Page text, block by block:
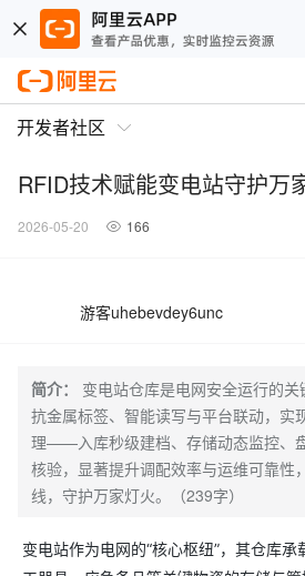
开发者社区
RFID技术赋能变电站守护万
2026-05-20 166
游客uhebevdey6unc
简介：
变电站仓库是电网安全运行的
抗金属标签、智能读写与平台联动，实
理——入库秒级建档、存储动态监控、
核验，显著提升调配效率与运维可靠性
线，守护万家灯火。（239字）
变电站作为电网的“核心枢纽”，其仓库